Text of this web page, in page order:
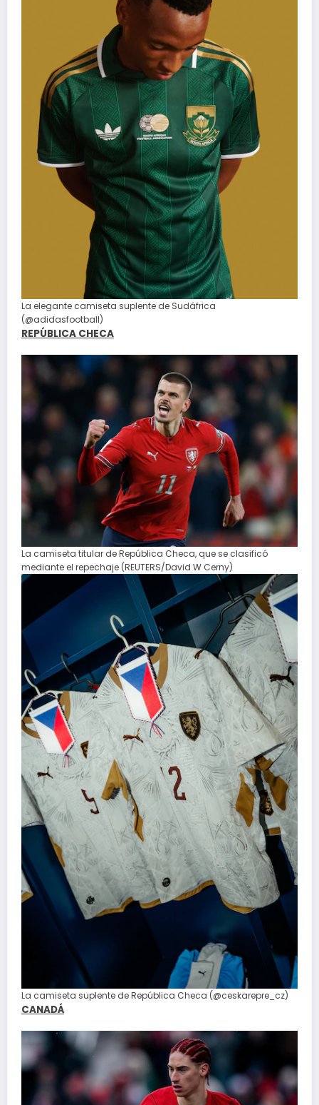
La elegante camiseta suplente de Sudáfrica
(@adidasfootball)
REPÚBLICA CHECA
La camiseta titular de República Checa, que se clasificó
mediante el repechaje (REUTERS/David W Cerny)
La camiseta suplente de República Checa (@ceskarepre_cz)
CANADÁ